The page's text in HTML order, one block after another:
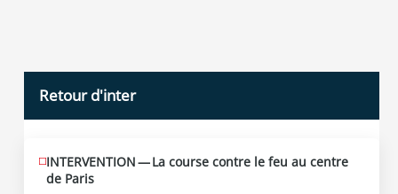
Retour d'inter
JUIN
12
2026
INTERVENTION — La course contre le feu au centre
de Paris